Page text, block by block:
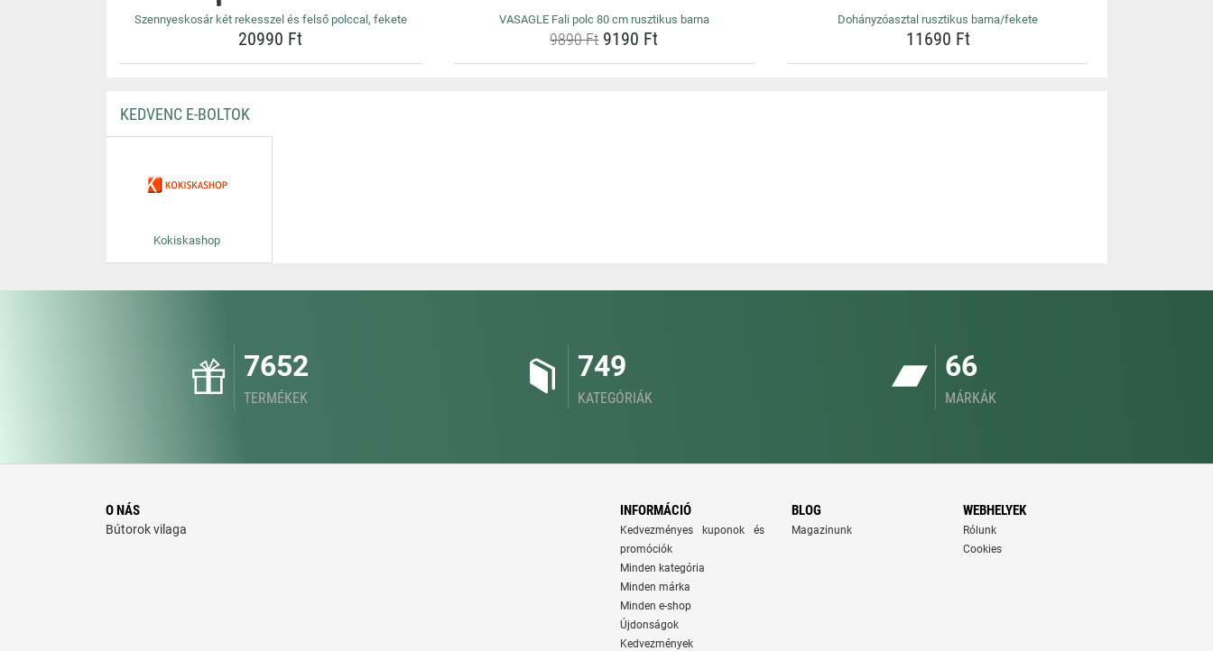
Szennyeskosár két rekesszel és felső polccal, fekete
20990 Ft
VASAGLE Fali polc 80 cm rusztikus barna
9890 Ft9190 Ft
Dohányzóasztal rusztikus barna/fekete
11690 Ft
KEDVENC E-BOLTOK
Kokiskashop
7652
TERMÉKEK
749
KATEGÓRIÁK
66
MÁRKÁK
O NÁS
Bútorok vilaga
INFORMÁCIÓ
Kedvezményes kuponok és
promóciók
Minden kategória
Minden márka
Minden e-shop
Újdonságok
Kedvezmények
BLOG
Magazinunk
WEBHELYEK
Rólunk
Cookies